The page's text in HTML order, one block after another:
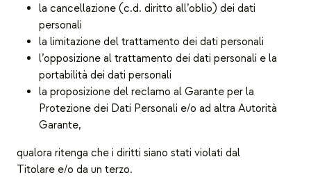
la cancellazione (c.d. diritto all’oblio) dei dati
personali
la limitazione del trattamento dei dati personali
l’opposizione al trattamento dei dati personali e la
portabilità dei dati personali
la proposizione del reclamo al Garante per la
Protezione dei Dati Personali e/o ad altra Autorità
Garante,
qualora ritenga che i diritti siano stati violati dal
Titolare e/o da un terzo.